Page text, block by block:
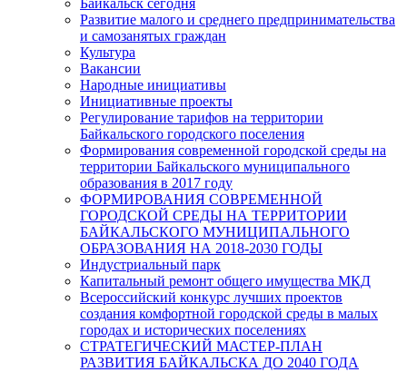
Байкальск сегодня
Развитие малого и среднего предпринимательства
и самозанятых граждан
Культура
Вакансии
Народные инициативы
Инициативные проекты
Регулирование тарифов на территории
Байкальского городского поселения
Формирования современной городской среды на
территории Байкальского муниципального
образования в 2017 году
ФОРМИРОВАНИЯ СОВРЕМЕННОЙ
ГОРОДСКОЙ СРЕДЫ НА ТЕРРИТОРИИ
БАЙКАЛЬСКОГО МУНИЦИПАЛЬНОГО
ОБРАЗОВАНИЯ НА 2018-2030 ГОДЫ
Индустриальный парк
Капитальный ремонт общего имущества МКД
Всероссийский конкурс лучших проектов
создания комфортной городской среды в малых
городах и исторических поселениях
СТРАТЕГИЧЕСКИЙ МАСТЕР-ПЛАН
РАЗВИТИЯ БАЙКАЛЬСКА ДО 2040 ГОДА